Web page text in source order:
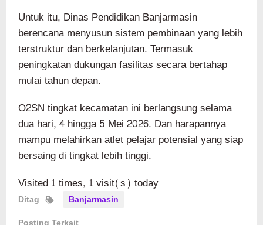
Untuk itu, Dinas Pendidikan Banjarmasin
berencana menyusun sistem pembinaan yang lebih
terstruktur dan berkelanjutan. Termasuk
peningkatan dukungan fasilitas secara bertahap
mulai tahun depan.
O2SN tingkat kecamatan ini berlangsung selama
dua hari, 4 hingga 5 Mei 2026. Dan harapannya
mampu melahirkan atlet pelajar potensial yang siap
bersaing di tingkat lebih tinggi.
Visited 1 times, 1 visit(s) today
Ditag
Banjarmasin